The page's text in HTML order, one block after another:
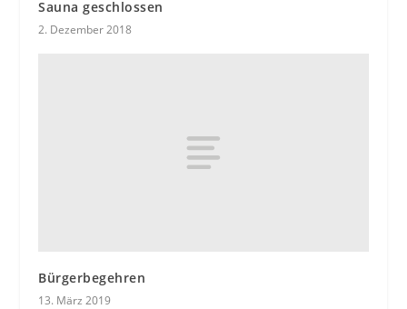
Sauna geschlossen
2. Dezember 2018
Bürgerbegehren
13. März 2019